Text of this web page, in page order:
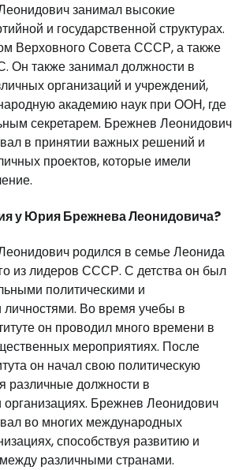
занимал высокие
и государственной структурах.
Верховного Совета СССР, а также
Он также занимал должности в
организаций и учреждений,
академию наук при ООН, где
секретарем. Брежнев Леонидович
в принятии важных решений и
проектов, которые имели
у Юрия Брежнева Леонидовича?
родился в семье Леонида
из лидеров СССР. С детства он был
политическими и
Во время учебы в
он проводил много времени в
мероприятиях. После
он начал свою политическую
различные должности в
организациях. Брежнев Леонидович
во многих международных
способствуя развитию и
различными странами.